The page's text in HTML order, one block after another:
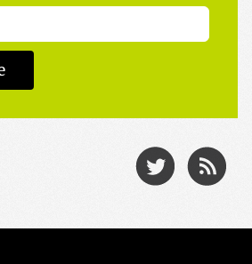
www.codesyntax.com
5